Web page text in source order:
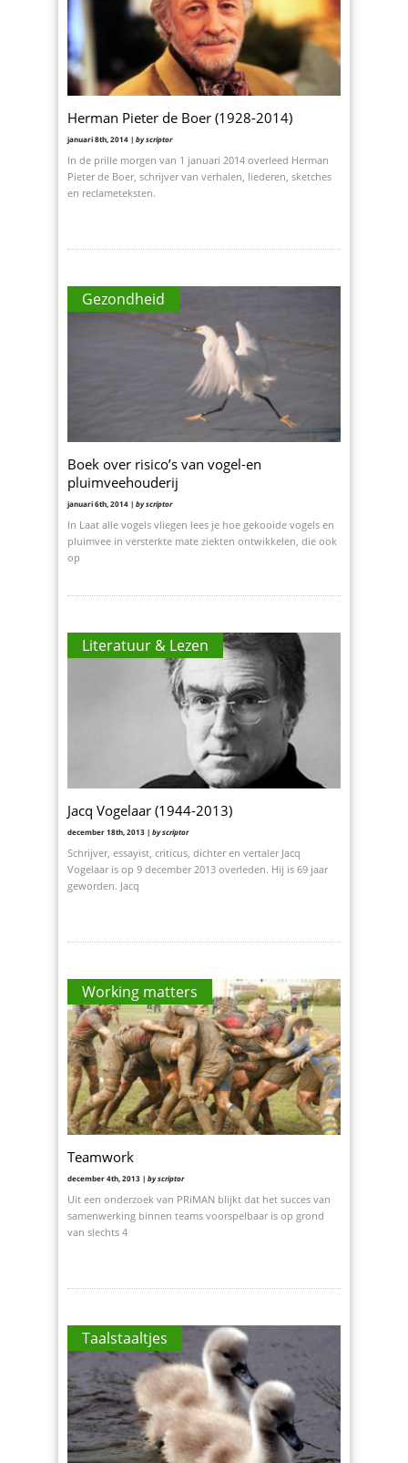
Herman Pieter de Boer (1928-2014)
januari 8th, 2014 | by scriptor
In de prille morgen van 1 januari 2014 overleed Herman
Pieter de Boer, schrijver van verhalen, liederen, sketches
en reclameteksten.
Gezondheid
Boek over risico’s van vogel-en
pluimveehouderij
januari 6th, 2014 | by scriptor
In Laat alle vogels vliegen lees je hoe gekooide vogels en
pluimvee in versterkte mate ziekten ontwikkelen, die ook
op
Literatuur & Lezen
Jacq Vogelaar (1944-2013)
december 18th, 2013 | by scriptor
Schrijver, essayist, criticus, dichter en vertaler Jacq
Vogelaar is op 9 december 2013 overleden. Hij is 69 jaar
geworden. Jacq
Working matters
Teamwork
december 4th, 2013 | by scriptor
Uit een onderzoek van PRiMAN blijkt dat het succes van
samenwerking binnen teams voorspelbaar is op grond
van slechts 4
Taalstaaltjes